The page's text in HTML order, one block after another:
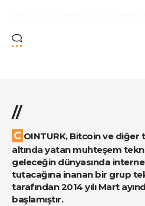
//
COINTURK, Bitcoin ve diğer tüm kripto paraların
altında yatan muhteşem
geleceğin dünyasında
tutacağına inanan bir grup
tarafından 2014 yılı Mart
başlamıştır.